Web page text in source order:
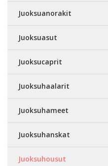
Juoksuanorakit
Juoksuasut
Juoksucaprit
Juoksuhaalarit
Juoksuhameet
Juoksuhanskat
Juoksuhousut